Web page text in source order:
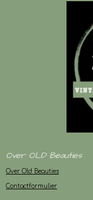
Over OLD Beauties
Over Old Beauties
Contactformulier